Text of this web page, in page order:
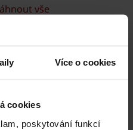
Více o cookies
cookies
poskytování funkcí